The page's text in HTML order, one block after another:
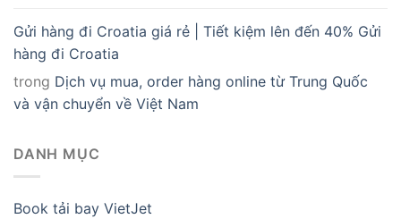
Gửi hàng đi Croatia giá rẻ | Tiết kiệm lên đến 40% Gửi
hàng đi Croatia
trong Dịch vụ mua, order hàng online từ Trung Quốc
và vận chuyển về Việt Nam
DANH MỤC
Book tải bay VietJet